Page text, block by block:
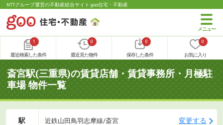
NTTグループ運営の不動産総合サイト goo住宅・不動産
1
最近検索した条件
0
最近見た物件
0
保存した条件
0
お気に入り
斎宮駅(三重県)の賃貸店舗・賃貸事務所・月極駐
車場 物件一覧
駅 近鉄山田鳥羽志摩線/斎宮 変更する